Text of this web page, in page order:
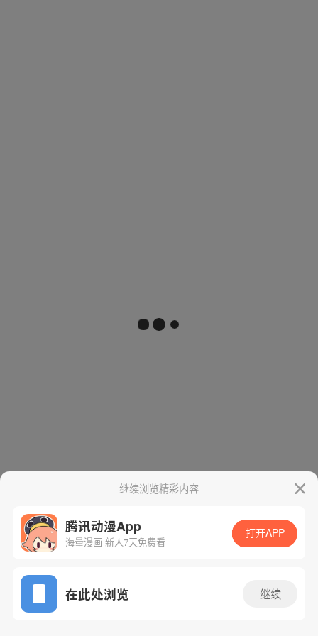
App免费看
继续浏览精彩内容
腾讯动漫App
海量漫画 新人7天免费看
打开APP
在此处浏览 继续